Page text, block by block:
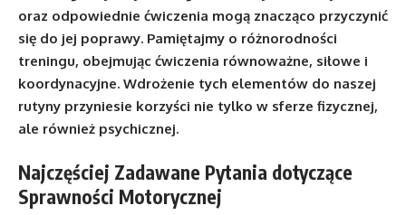
oraz odpowiednie ćwiczenia mogą znacząco przyczynić
się do jej poprawy. Pamiętajmy o różnorodności
treningu, obejmując ćwiczenia równoważne, siłowe i
koordynacyjne. Wdrożenie tych elementów do naszej
rutyny przyniesie korzyści nie tylko w sferze fizycznej,
ale również psychicznej.
Najczęściej Zadawane Pytania dotyczące
Sprawności Motorycznej